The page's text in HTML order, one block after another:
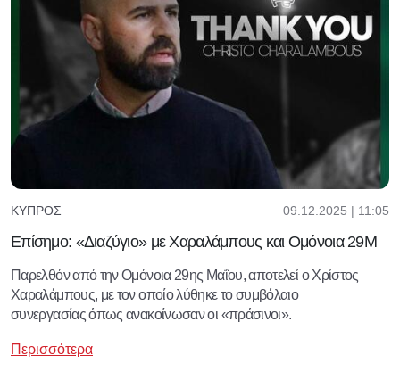
ΚΎΠΡΟΣ 09.12.2025 | 11:05
Επίσημο: «Διαζύγιο» με Χαραλάμπους και Ομόνοια 29Μ
Παρελθόν από την Ομόνοια 29ης Μαΐου, αποτελεί ο Χρίστος
Χαραλάμπους, με τον οποίο λύθηκε το συμβόλαιο
συνεργασίας όπως ανακοίνωσαν οι «πράσινοι».
Περισσότερα